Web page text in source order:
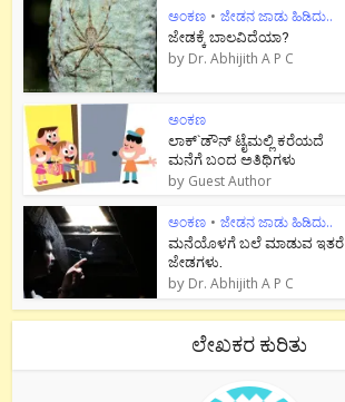
ಅಂಕಣ • ಜೇಡನ ಜಾಡು ಹಿಡಿದು..
ಜೇಡಕ್ಕೆ ಬಾಲವಿದೆಯಾ?
by Dr. Abhijith A P C
ಅಂಕಣ
ಲಾಕ್`ಡೌನ್ ಟೈಮಲ್ಲಿ ಕರೆಯದೆ
ಮನೆಗೆ ಬಂದ ಅತಿಥಿಗಳು
by Guest Author
ಅಂಕಣ • ಜೇಡನ ಜಾಡು ಹಿಡಿದು..
ಮನೆಯೊಳಗೆ ಬಲೆ ಮಾಡುವ ಇತರೆ
ಜೇಡಗಳು.
by Dr. Abhijith A P C
ಲೇಖಕರ ಕುರಿತು